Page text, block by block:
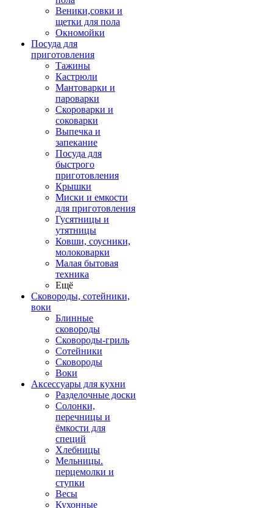
Веники,совки и
щетки для пола
Окномойки
Посуда для
приготовления
Тажины
Кастрюли
Мантоварки и
пароварки
Скороварки и
соковарки
Выпечка и
запекание
Посуда для
быстрого
приготовления
Крышки
Миски и емкости
для приготовления
Гусятницы и
утятницы
Ковши, соусники,
молоковарки
Малая бытовая
техника
Ещё
Сковороды, сотейники,
воки
Блинные
сковороды
Сковороды-гриль
Сотейники
Сковороды
Воки
Аксессуары для кухни
Разделочные доски
Солонки,
перечницы и
ёмкости для
специй
Хлебницы
Мельницы.
перцемолки и
ступки
Весы
Кухонные